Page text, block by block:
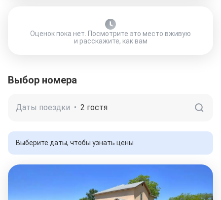
Оценок пока нет. Посмотрите это место вживую
и расскажите, как вам
Выбор номера
Даты поездки • 2 гостя
Выберите даты, чтобы узнать цены